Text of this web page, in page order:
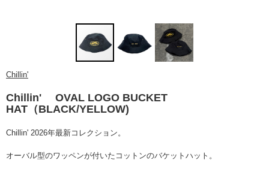
Chillin'
Chillin' OVAL LOGO BUCKET
HAT（BLACK/YELLOW)
Chillin' 2026年最新コレクション。
オーバル型のワッペンが付いたコットンのバケットハット。